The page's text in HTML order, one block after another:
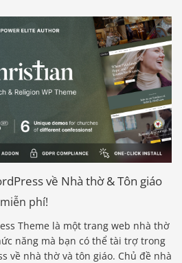
về Nhà thờ & Tôn giáo
phí!
Theme là một trang web nhà thờ
năng mà bạn có thể tài trợ trong
về nhà thờ và tôn giáo. Chủ đề nhà